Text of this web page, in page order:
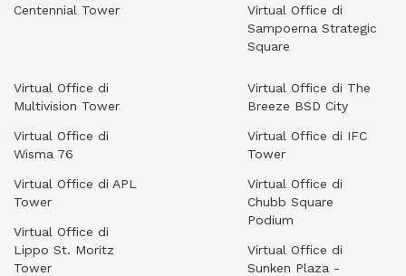
Centennial Tower
Virtual Office di
Sampoerna Strategic
Square
Virtual Office di
Multivision Tower
Virtual Office di
Wisma 76
Virtual Office di APL
Tower
Virtual Office di
Lippo St. Moritz
Tower
Virtual Office di The
Breeze BSD City
Virtual Office di IFC
Tower
Virtual Office di
Chubb Square
Podium
Virtual Office di
Sunken Plaza -